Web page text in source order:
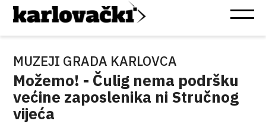
MUZEJI GRADA KARLOVCA
Možemo! - Čulig nema podršku
većine zaposlenika ni Stručnog
vijeća